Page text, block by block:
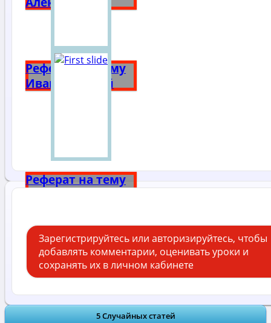
Реферат на тему
Иван Грозный
Реферат на тему
Зарегистрируйтесь или авторизируйтесь, чтобы
добавлять комментарии, оценивать уроки и
сохранять их в личном кабинете
5 Случайных статей